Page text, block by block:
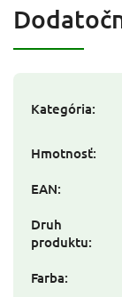
Kategória:
Hmotnosť:
EAN:
Druh
produktu:
Farba: